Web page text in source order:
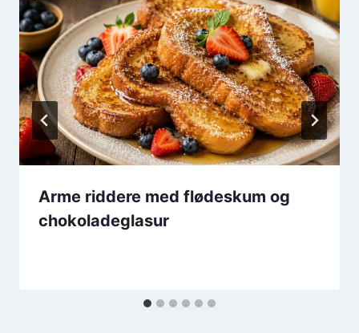
Arme riddere med flødeskum og
chokoladeglasur